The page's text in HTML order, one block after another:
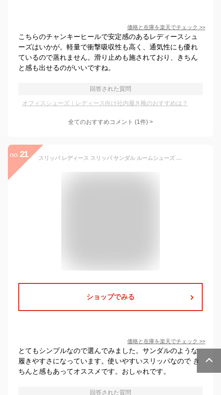
価格と在庫を楽天でチェック >>
こちらのチャンキーヒールで安定感のあるレディースシュ
ーズはいかが。軽量で衝撃吸収性も高く、通気性にも優れ
ているので蒸れません。滑り止めも施されており、きちん
と感も出せるのがいいですね。
回答された質問
オフィスシューズ｜レディース向け社内履き靴のおすすめは？
全てのおすすめコメント (1件) >
no. 21 スリッパ レディース スリッパ サンダル ルームシューズ ヒール3cm 軽量 歩きやすい おしゃれ かかとなし カジュアル 室内 かわいい おしゃれ 室内履き シンプル 北欧 滑り止め オフィス 職場 素足 室内履き ルームスリッパ 母の日 涼しい 蒸れない おしゃれ 春用 夏用
ショップでみる
価格と在庫を楽天でチェック >>
とてもシンプルなので選んでみました。サンダルのような
履きやすさになっています。使いやすいスリッパなので き
ちんと感もあってオススメです。おしゃれです。
回答された質問